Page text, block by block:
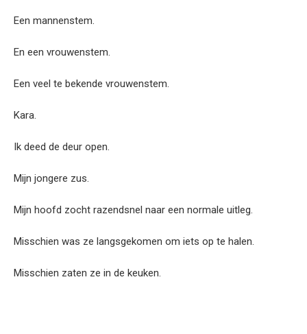
Een mannenstem.
En een vrouwenstem.
Een veel te bekende vrouwenstem.
Kara.
Ik deed de deur open.
Mijn jongere zus.
Mijn hoofd zocht razendsnel naar een normale uitleg.
Misschien was ze langsgekomen om iets op te halen.
Misschien zaten ze in de keuken.